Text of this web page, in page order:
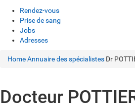
Rendez-vous
Prise de sang
Jobs
Adresses
HomeAnnuaire des spécialistes Dr
Docteur